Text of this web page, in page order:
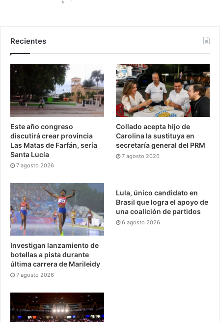
Recientes
Este año congreso
discutirá crear provincia
Las Matas de Farfán, sería
Santa Lucía
7 agosto 2026
Collado acepta hijo de
Carolina la sustituya en
secretaría general del PRM
7 agosto 2026
Investigan lanzamiento de
botellas a pista durante
última carrera de Marileidy
7 agosto 2026
Lula, único candidato en
Brasil que logra el apoyo de
una coalición de partidos
6 agosto 2026